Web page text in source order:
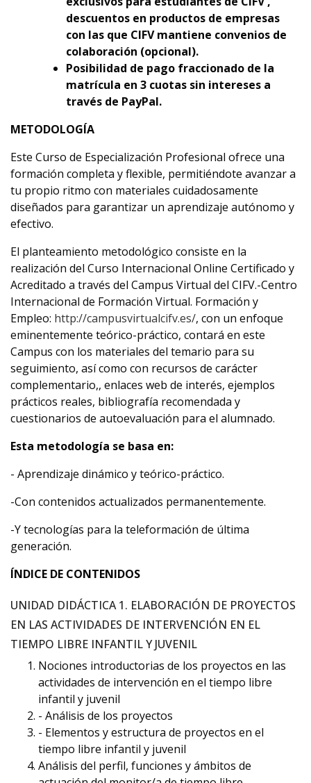
descuentos en productos de empresas
con las que CIFV mantiene convenios de
colaboración (opcional).
Posibilidad de pago fraccionado de la
matrícula en 3 cuotas sin intereses a
través de PayPal.
METODOLOGÍA
Este Curso de Especialización Profesional ofrece una
formación completa y flexible, permitiéndote avanzar a
tu propio ritmo con materiales cuidadosamente
diseñados para garantizar un aprendizaje autónomo y
efectivo.
El planteamiento metodológico consiste en la
realización del Curso Internacional Online Certificado y
Acreditado a través del Campus Virtual del CIFV.-Centro
Internacional de Formación Virtual. Formación y
Empleo: http://campusvirtualcifv.es/, con un enfoque
eminentemente teórico-práctico, contará en este
Campus con los materiales del temario para su
seguimiento, así como con recursos de carácter
complementario,, enlaces web de interés, ejemplos
prácticos reales, bibliografía recomendada y
cuestionarios de autoevaluación para el alumnado.
Esta metodología se basa en:
- Aprendizaje dinámico y teórico-práctico.
-Con contenidos actualizados permanentemente.
-Y tecnologías para la teleformación de última
generación.
ÍNDICE DE CONTENIDOS
UNIDAD DIDÁCTICA 1. ELABORACIÓN DE PROYECTOS
EN LAS ACTIVIDADES DE INTERVENCIÓN EN EL
TIEMPO LIBRE INFANTIL Y JUVENIL
Nociones introductorias de los proyectos en las
actividades de intervención en el tiempo libre
infantil y juvenil
- Análisis de los proyectos
- Elementos y estructura de proyectos en el
tiempo libre infantil y juvenil
Análisis del perfil, funciones y ámbitos de